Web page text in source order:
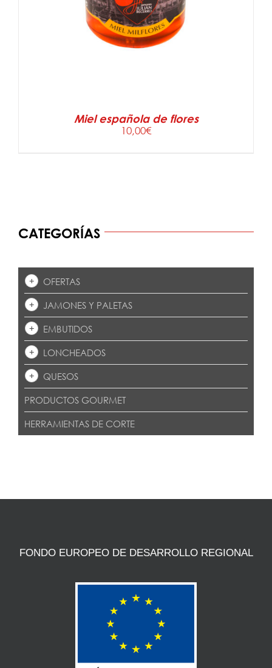
Miel española de flores
10,00€
CATEGORÍAS
OFERTAS
JAMONES Y PALETAS
EMBUTIDOS
LONCHEADOS
QUESOS
PRODUCTOS GOURMET
HERRAMIENTAS DE CORTE
FONDO EUROPEO DE DESARROLLO REGIONAL